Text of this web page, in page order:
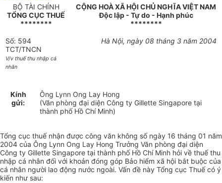
BỘ TÀI CHÍNH
TỔNG CỤC THUẾ
********
CỘNG HOÀ XÃ HỘI CHỦ NGHĨA VIỆT NAM
Độc lập - Tự do - Hạnh phúc
********
Số: 594
TCT/TNCN
V/v thuế thu nhập cá
nhân
Hà Nội, ngày 08 tháng 3 năm 2004
Kính
gửi:
Ông Lynn Ong Lay Hong
(Văn phòng đại diện Công ty Gillette Singapore tại
thành phố Hồ Chí Minh)
Tổng cục thuế nhận được công văn không số ngày 16 tháng 01 năm
2004 của Ông Lynn Ong Lay Hong Trưởng Văn phòng đại diện
Công ty Gillette Singapore tại thành phố Hồ Chí Minh hỏi về thuế thu
nhập cá nhân đối với khoản đóng góp Bảo hiểm xã hội bắt buộc của
cá nhân người lao động nước ngoài. Vấn đề này Tổng cục Thuế có ý
kiến như sau: